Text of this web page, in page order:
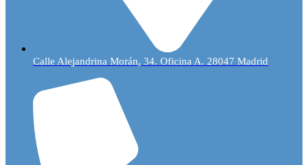
Calle Alejandrina Morán, 34. Oficina A. 28047 Madrid